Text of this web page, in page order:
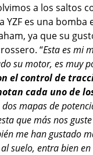
a los saltos
YZF es una bomba
ya que su
“Esta es mi
su motor, es muy
el control de
cada uno de
mapas de
que más nos
me han gustado
suelo, entra bien